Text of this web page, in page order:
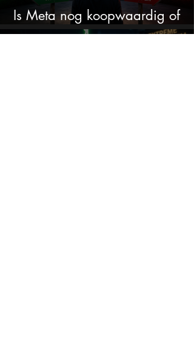
Is Meta nog koopwaardig of
wordt het tijd om te verkopen?